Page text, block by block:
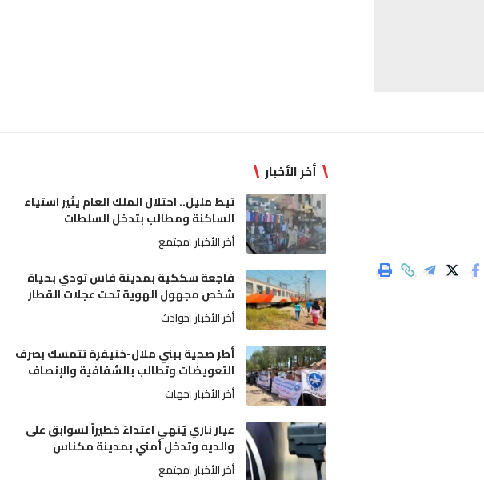
أخر الأخبار
تيط مليل.. احتلال الملك العام يثير استياء
الساكنة ومطالب بتدخل السلطات
أخر الأخبار مجتمع
فاجعة سككية بمدينة فاس تودي بحياة
شخص مجهول الهوية تحت عجلات القطار
أخر الأخبار حوادث
أطر صحية ببني ملال-خنيفرة تتمسك بصرف
التعويضات وتطالب بالشفافية والإنصاف
أخر الأخبار جهات
عيار ناري يُنهي اعتداءً خطيراً لسوابق على
والديه وتدخل أمني بمدينة مكناس
أخر الأخبار مجتمع